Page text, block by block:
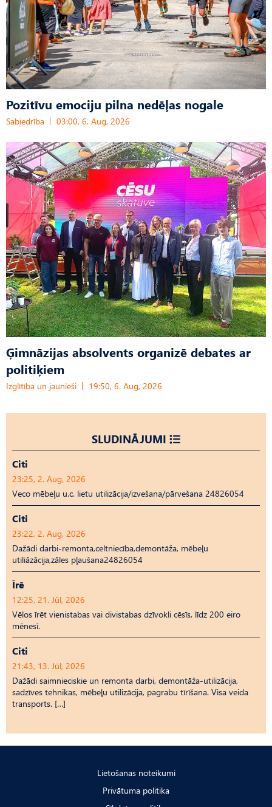
Pozitīvu emociju pilna nedēļas nogale
Sabiedrība 03:00, 6. Aug, 2026
Ģimnāzijas absolvents organizē debates ar
politiķiem
Izglītība un jaunieši 19:50, 6. Aug, 2026
SLUDINĀJUMI
Citi
23:25, 2. Aug, 2026
Veco mēbeļu u.c. lietu utilizācija/izvešana/pārvešana 24826054
Citi
23:22, 2. Aug, 2026
Dažādi darbi-remonta,celtniecība,demontāža, mēbeļu
utiliāzācija,zāles pļaušana24826054
Īrē
12:25, 21. Jūl, 2026
Vēlos īrēt vienistabas vai divistabas dzīvokli cēsīs, līdz 200 eiro
mēnesī.
Citi
21:43, 13. Jūl, 2026
Dažādi saimnieciskie un remonta darbi, demontāža-utilizācija,
sadzīves tehnikas, mēbeļu utilizācija, pagrabu tīrīšana. Visa veida
transports. […]
Lietošanas noteikumi
Privātuma politika